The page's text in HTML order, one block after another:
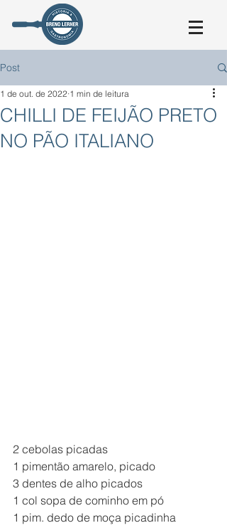
Post
CHILLI DE FEIJÃO PRETO
NO PÃO ITALIANO
1 de out. de 2022 1 min de leitura
2 cebolas picadas
1 pimentão amarelo, picado
3 dentes de alho picados
1 col sopa de cominho em pó
1 pim. dedo de moça picadinha